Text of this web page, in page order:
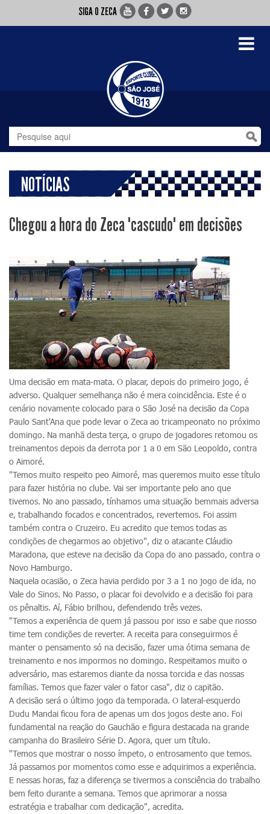
SIGA O ZECA
Toggle
NOTÍCIAS
Chegou a hora do Zeca "cascudo" em decisões
Uma decisão em mata-mata. O placar, depois do primeiro jogo, é
adverso. Qualquer semelhança não é mera coincidência. Este é o
cenário novamente colocado para o São José na decisão da Copa
Paulo Sant'Ana que pode levar o Zeca ao tricampeonato no próximo
domingo. Na manhã desta terça, o grupo de jogadores retomou os
treinamentos depois da derrota por 1 a 0 em São Leopoldo, contra
o Aimoré.
"Temos muito respeito peo Aimoré, mas queremos muito esse título
para fazer história no clube. Vai ser importante pelo ano que
tivemos. No ano passado, tínhamos uma situação bemmais adversa
e, trabalhando focados e concentrados, revertemos. Foi assim
também contra o Cruzeiro. Eu acredito que temos todas as
condições de chegarmos ao objetivo", diz o atacante Cláudio
Maradona, que esteve na decisão da Copa do ano passado, contra o
Novo Hamburgo.
Naquela ocasião, o Zeca havia perdido por 3 a 1 no jogo de ida, no
Vale do Sinos. No Passo, o placar foi devolvido e a decisão foi para
os pênaltis. Aí, Fábio brilhou, defendendo três vezes.
"Temos a experiência de quem já passou por isso e sabe que nosso
time tem condições de reverter. A receita para conseguirmos é
manter o pensamento só na decisão, fazer uma ótima semana de
treinamento e nos impormos no domingo. Respeitamos muito o
adversário, mas estaremos diante da nossa torcida e das nossas
famílias. Temos que fazer valer o fator casa", diz o capitão.
A decisão será o último jogo da temporada. O lateral-esquerdo
Dudu Mandai ficou fora de apenas um dos jogos deste ano. Foi
fundamental na reação do Gauchão e figura destacada na grande
campanha do Brasileiro Série D. Agora, quer um título.
"Temos que mostrar o nosso ímpeto, o entrosamento que temos.
Já passamos por momentos como esse e adquirimos a experiência.
E nessas horas, faz a diferença se tivermos a consciência do trabalho
bem feito durante a semana. Temos que aprimorar a nossa
estratégia e trabalhar com dedicação", acredita.